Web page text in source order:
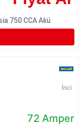
750 CCA Akü
İnci
72 Amper